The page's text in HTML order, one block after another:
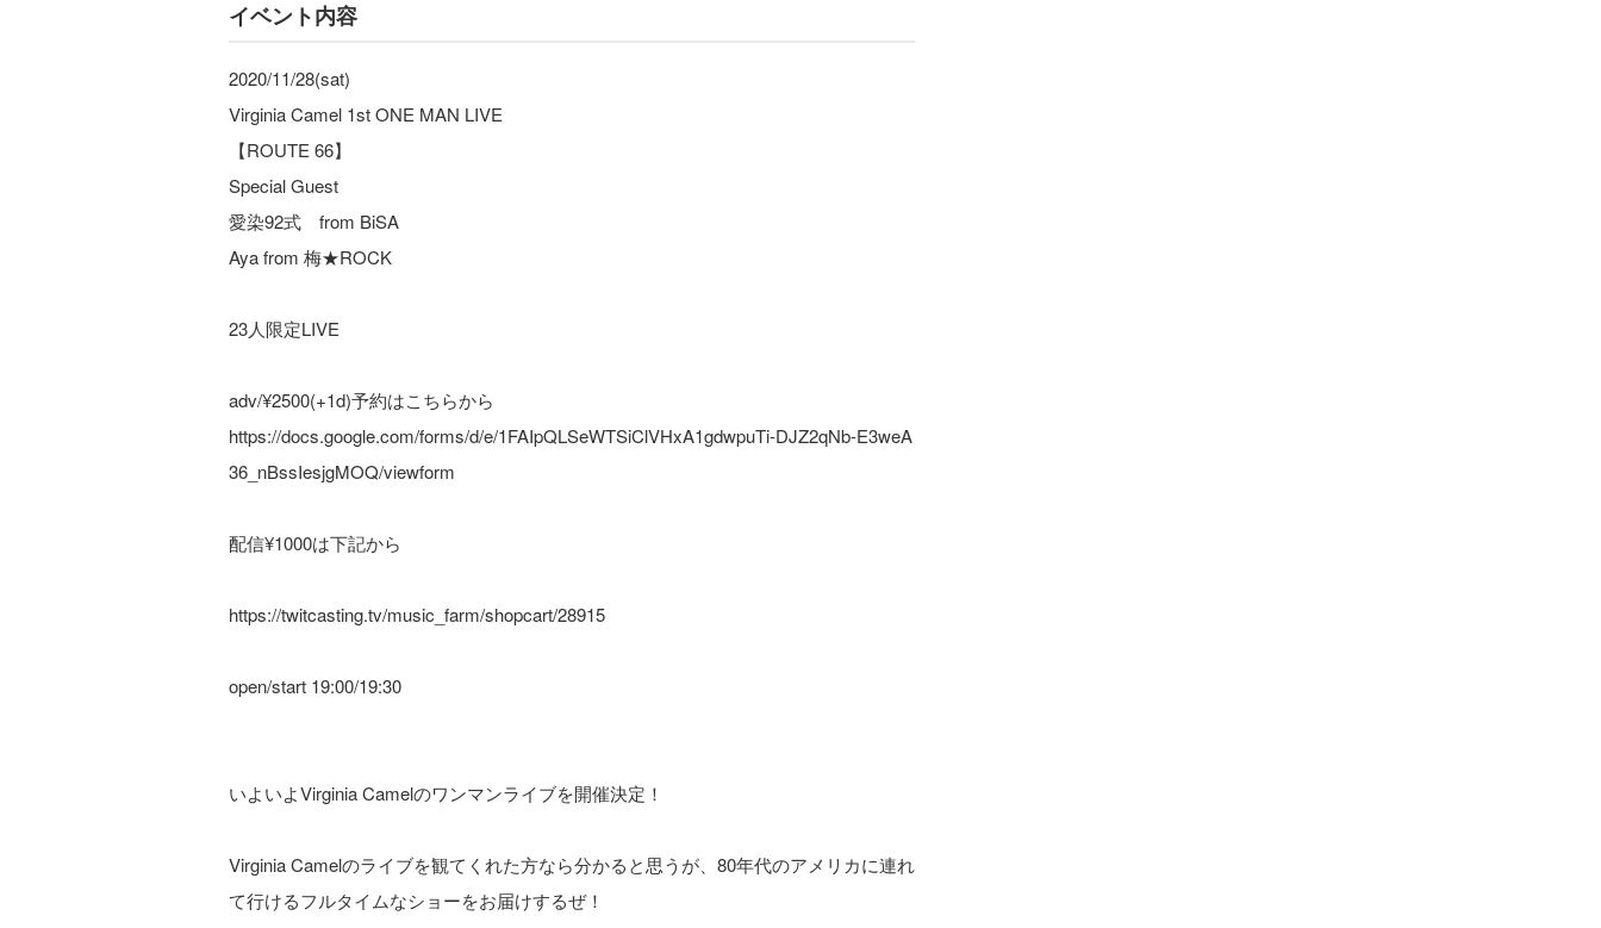
イベント内容
2020/11/28(sat)
Virginia Camel 1st ONE MAN LIVE
【ROUTE 66】
Special Guest
愛染92式 from BiSA
Aya from 梅★ROCK
23人限定LIVE
adv/¥2500(+1d)予約はこちらから
https://docs.google.com/forms/d/e/1FAIpQLSeWTSiClVHxA1gdwpuTi-DJZ2qNb-E3weA
36_nBssIesjgMOQ/viewform
配信¥1000は下記から
https://twitcasting.tv/music_farm/shopcart/28915
open/start 19:00/19:30
いよいよVirginia Camelのワンマンライブを開催決定！
Virginia Camelのライブを観てくれた方なら分かると思うが、80年代のアメリカに連れ
て行けるフルタイムなショーをお届けするぜ！